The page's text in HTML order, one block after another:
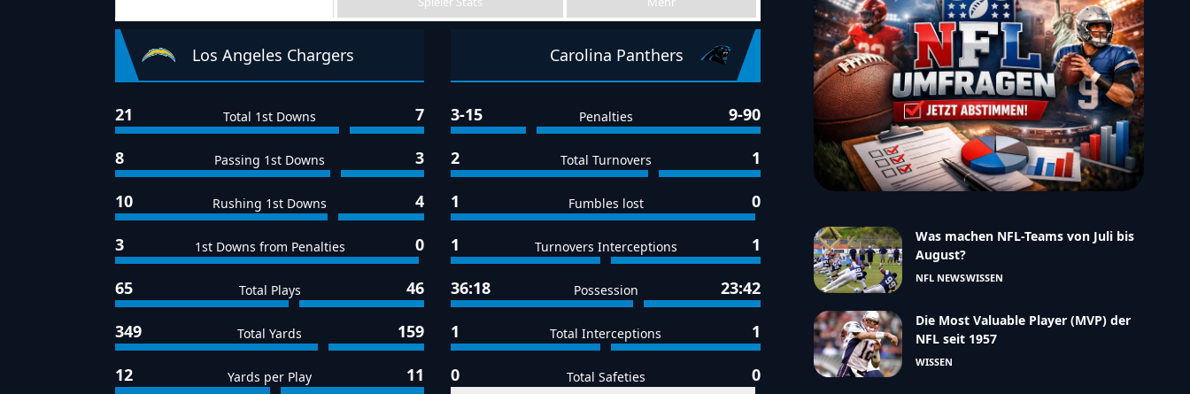
Los Angeles Chargers Carolina Panthers
21 Total 1st Downs 7
8 Passing 1st Downs 3
10 Rushing 1st Downs 4
3 1st Downs from Penalties 0
65 Total Plays 46
349 Total Yards 159
12 Yards per Play 11
3-15 Penalties 9-90
2 Total Turnovers 1
1 Fumbles lost 0
1 Turnovers Interceptions 1
36:18 Possession 23:42
1 Total Interceptions 1
0 Total Safeties 0
Was machen NFL-Teams von Juli bis
August?
NFL NEWSWISSEN
Die Most Valuable Player (MVP) der
NFL seit 1957
WISSEN